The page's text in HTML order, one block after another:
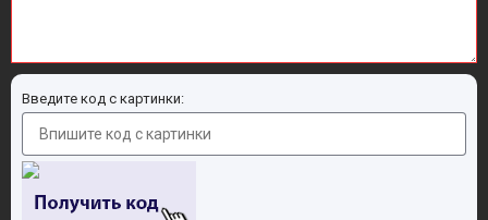
Введите код с картинки: